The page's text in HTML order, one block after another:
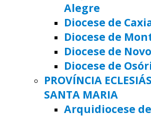
Alegre
Diocese de
Diocese de
Diocese de
Diocese de
PROVÍNCIA
SANTA MARIA
Arquidiocese